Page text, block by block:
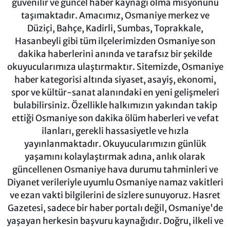
güvenilir ve güncel haber kaynağı olma misyonunu
taşımaktadır. Amacımız, Osmaniye merkez ve
Düziçi, Bahçe, Kadirli, Sumbas, Toprakkale,
Hasanbeyli gibi tüm ilçelerimizden Osmaniye son
dakika haberlerini anında ve tarafsız bir şekilde
okuyucularımıza ulaştırmaktır. Sitemizde, Osmaniye
haber kategorisi altında siyaset, asayiş, ekonomi,
spor ve kültür-sanat alanındaki en yeni gelişmeleri
bulabilirsiniz. Özellikle halkımızın yakından takip
ettiği Osmaniye son dakika ölüm haberleri ve vefat
ilanları, gerekli hassasiyetle ve hızla
yayınlanmaktadır. Okuyucularımızın günlük
yaşamını kolaylaştırmak adına, anlık olarak
güncellenen Osmaniye hava durumu tahminleri ve
Diyanet verileriyle uyumlu Osmaniye namaz vakitleri
ve ezan vakti bilgilerini de sizlere sunuyoruz. Hasret
Gazetesi, sadece bir haber portalı değil, Osmaniye'de
yaşayan herkesin başvuru kaynağıdır. Doğru, ilkeli ve